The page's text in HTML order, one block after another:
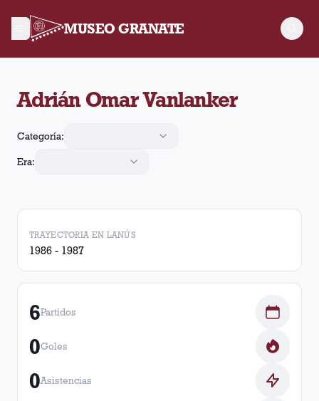
MUSEO GRANATE
Adrián Omar Vanlanker
Categoría:
Era:
TRAYECTORIA EN LANÚS
1986 - 1987
6Partidos
0Goles
0Asistencias